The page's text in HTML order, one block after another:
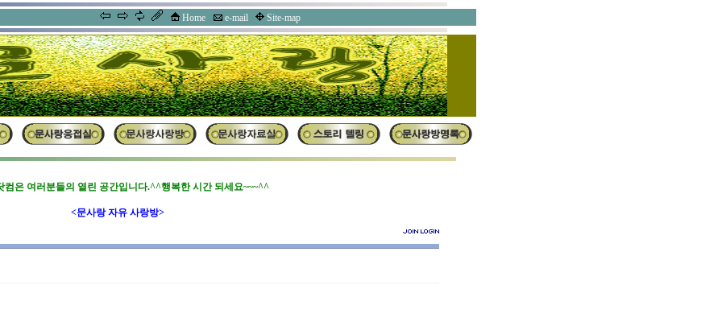
Home e-mail Site-map
컴은 여러분들의 열린 공간입니다.^^행복한 시간 되세요~~~^^
<문사랑 자유 사랑방>